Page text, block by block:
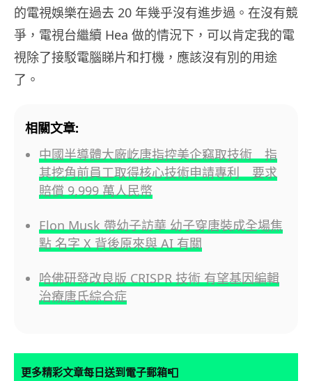
的電視娛樂在過去 20 年幾乎沒有進步過。在沒有競
爭，電視台繼續 Hea 做的情況下，可以肯定我的電
視除了接駁電腦睇片和打機，應該沒有別的用途
了。
相關文章:
中國半導體大廠屹唐指控美企竊取技術 指
其挖角前員工取得核心技術申請專利 要求
賠償 9,999 萬人民幣
Elon Musk 帶幼子訪華 幼子穿唐裝成全場焦
點 名字 X 背後原來與 AI 有關
哈佛研發改良版 CRISPR 技術 有望基因編輯
治療唐氏綜合症
更多精彩文章每日送到電子郵箱📮